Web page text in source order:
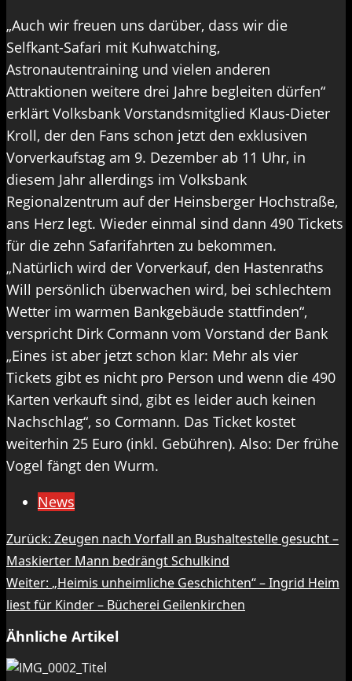
„Auch wir freuen uns darüber, dass wir die
Selfkant-Safari mit Kuhwatching,
Astronautentraining und vielen anderen
Attraktionen weitere drei Jahre begleiten dürfen“
erklärt Volksbank Vorstandsmitglied Klaus-Dieter
Kroll, der den Fans schon jetzt den exklusiven
Vorverkaufstag am 9. Dezember ab 11 Uhr, in
diesem Jahr allerdings im Volksbank
Regionalzentrum auf der Heinsberger Hochstraße,
ans Herz legt. Wieder einmal sind dann 490 Tickets
für die zehn Safarifahrten zu bekommen.
„Natürlich wird der Vorverkauf, den Hastenraths
Will persönlich überwachen wird, bei schlechtem
Wetter im warmen Bankgebäude stattfinden“,
verspricht Dirk Cormann vom Vorstand der Bank
„Eines ist aber jetzt schon klar: Mehr als vier
Tickets gibt es nicht pro Person und wenn die 490
Karten verkauft sind, gibt es leider auch keinen
Nachschlag“, so Cormann. Das Ticket kostet
weiterhin 25 Euro (inkl. Gebühren). Also: Der frühe
Vogel fängt den Wurm.
News
Beitragsnavigation
Zurück: Zeugen nach Vorfall an Bushaltestelle gesucht –
Maskierter Mann bedrängt Schulkind
Weiter: „Heimis unheimliche Geschichten“ – Ingrid Heim
liest für Kinder – Bücherei Geilenkirchen
Ähnliche Artikel